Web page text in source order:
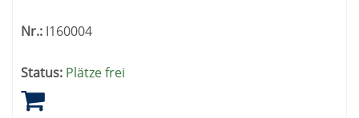
Nr.: I160004
Status: Plätze frei